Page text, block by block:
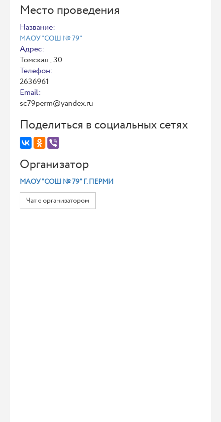
Место проведения
Название:
МАОУ "СОШ № 79"
Адрес:
Томская , 30
Телефон:
2636961
Email:
sc79perm@yandex.ru
Поделиться в социальных сетях
Организатор
МАОУ "СОШ № 79" Г. ПЕРМИ
Чат с организатором